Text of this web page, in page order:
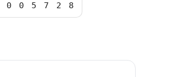
0 0 5 7 2 8